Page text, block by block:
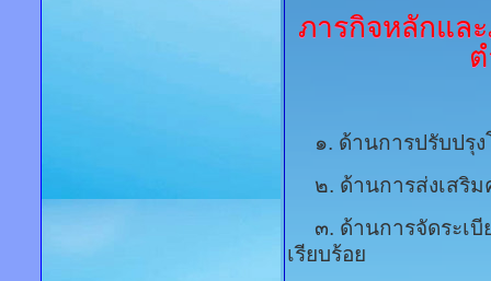
ภารกิจหลักแล
๑. ด้านการปรับปรุง
๒. ด้านการส่งเสริ
๓. ด้านการจัดระเบี
เรียบร้อย